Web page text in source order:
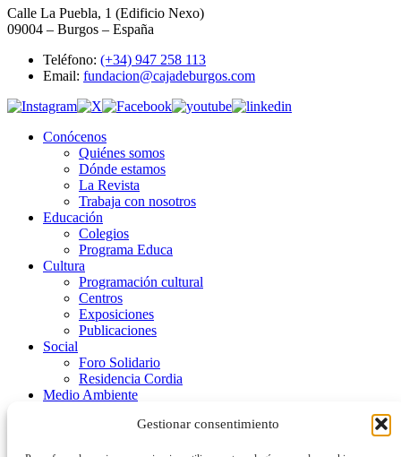
Gestionar consentimiento
Calle La Puebla, 1 (Edificio Nexo)
09004 – Burgos – España
Teléfono: (+34) 947 258 113
Email: fundacion@cajadeburgos.com
Conócenos
Quiénes somos
Dónde estamos
La Revista
Trabaja con nosotros
Educación
Colegios
Programa Educa
Cultura
Programación cultural
Centros
Exposiciones
Publicaciones
Social
Foro Solidario
Residencia Cordia
Medio Ambiente
Programas